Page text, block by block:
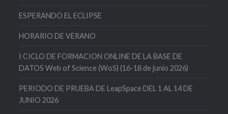
ESPERANDO EL ECLIPSE
HORARIO DE VERANO
I CICLO DE FORMACION ONLINE DE LA BASE DE
DATOS Web of Science (WoS) (16-18 de junio 2026)
PERIODO DE PRUEBA DE LeapSpace DEL 1 AL 14 DE
JUNIO 2026